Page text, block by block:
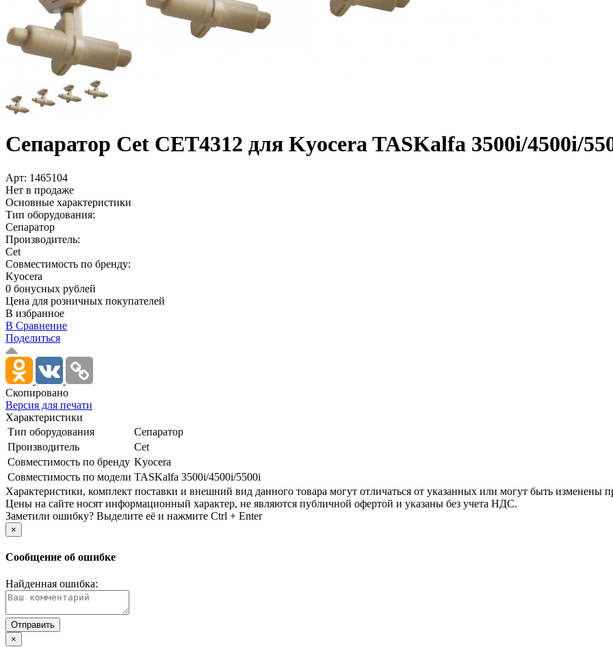
Сепаратор Cet CET4312 для Kyocera TASKalfa 3500i/­4500i/­
Арт: 1465104
Нет в продаже
Основные характеристики
Тип оборудования:
Сепаратор
Производитель:
Cet
Совместимость по бренду:
Kyocera
0 бонусных рублей
Цена для розничных покупателей
В избранное
В Сравнение
Поделиться
Скопировано
Версия для печати
Характеристики
Тип оборудования
Сепаратор
Производитель
Cet
Совместимость по бренду Kyocera
Совместимость по модели TASKalfa 3500i/­4500i/­5500i
Xарактеристики, комплект поставки и внешний вид данного товара могут отличаться от указанных или могут быть изменены
Цены на сайте носят информационный характер, не являются публичной офертой и указаны без учета НДС.
Заметили ошибку? Выделите её и нажмите Ctrl + Enter
×
Сообщение об ошибке
Найденная ошибка:
×